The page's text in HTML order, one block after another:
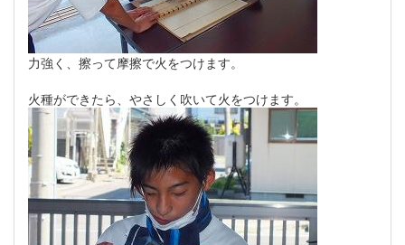
力強く、擦って摩擦で火をつけます。
火種ができたら、やさしく吹いて火をつけます。